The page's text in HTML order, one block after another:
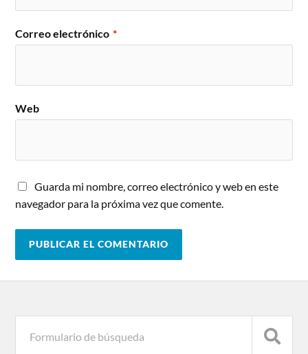
Correo electrónico *
Web
Guarda mi nombre, correo electrónico y web en este
navegador para la próxima vez que comente.